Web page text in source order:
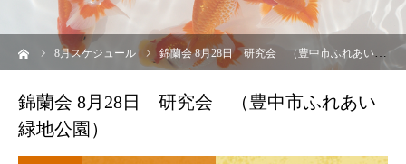
8月スケジュール 錦蘭会 8月28日 研究会 （豊中市ふれあい緑地公園）
錦蘭会 8月28日 研究会 （豊中市ふれあい
緑地公園）